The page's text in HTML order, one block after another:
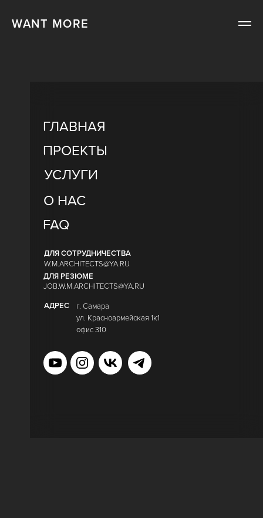
ГЛАВНАЯ
ПРОЕКТЫ
УСЛУГИ
О НАС
FAQ
ДЛЯ СОТРУДНИЧЕСТВА
W.M.ARCHITECTS@YA.RU
ДЛЯ РЕЗЮМЕ
JOB.W.M.ARCHITECTS@YA.RU
АДРЕС
г. Самара
ул. Красноармейская 1к1
офис 310
WANT MORE